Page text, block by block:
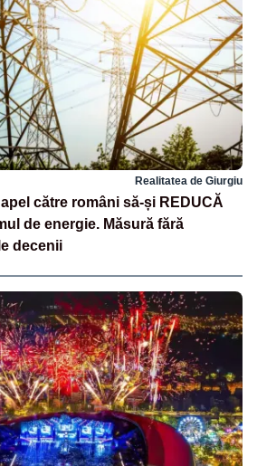
Realitatea de Giurgiu
către români să-și REDUCĂ
de energie. Măsură fără
decenii